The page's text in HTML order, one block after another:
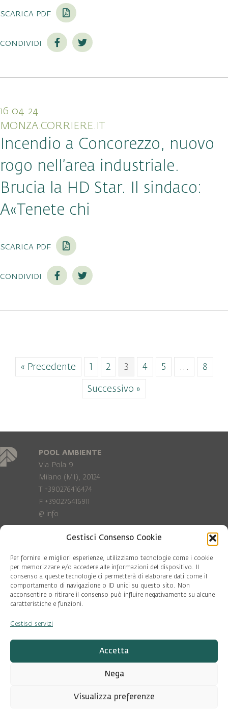
Gestisci Consenso Cookie
Per fornire le migliori esperienze, utilizziamo tecnologie come i cookie
per memorizzare e/o accedere alle informazioni del dispositivo. Il
consenso a queste tecnologie ci permetterà di elaborare dati come il
comportamento di navigazione o ID unici su questo sito. Non
acconsentire o ritirare il consenso può influire negativamente su alcune
caratteristiche e funzioni.
Gestisci servizi
Accetta
Nega
Visualizza preferenze
scarica pdf
condividi
16.04.24
MONZA.CORRIERE.IT
Incendio a Concorezzo, nuovo
rogo nell’area industriale.
Brucia la HD Star. Il sindaco:
A«Tenete chi
scarica pdf
condividi
« Precedente 1 2 3 4 5 … 8
Successivo »
POOL AMBIENTE
Via Pola 9
Milano (MI), 20124
T +390276416474
F +390276416911
@ info
Privacy Policy
Cookie policy
COD. FISC. 97081560159
P.IVA 06375640965
© Pool Ambiente 2026
DESIGN & DEVELOPMENT by